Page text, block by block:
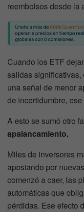
reembolsos desde la
Cuando los ETF
salidas significativas,
una señal de menor
de incertidumbre,
A esto se sumó otro
apalancamiento.
Miles de inversores
apostando por
comenzó a caer, las
automáticas que
pérdidas. Ese efecto